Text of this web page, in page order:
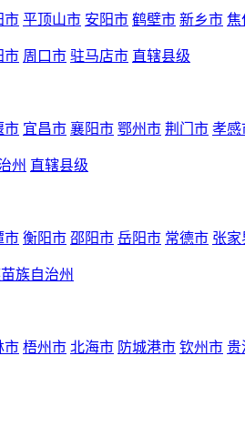
市 平顶山市 安阳市 鹤壁市 新乡市 焦
市 周口市 驻马店市 直辖县级
市 宜昌市 襄阳市 鄂州市 荆门市 孝感
州 直辖县级
市 衡阳市 邵阳市 岳阳市 常德市 张家
族自治州
市 梧州市 北海市 防城港市 钦州市 贵